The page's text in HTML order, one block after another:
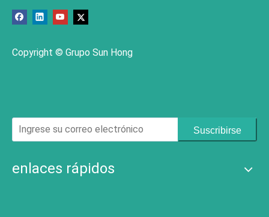
Copyright © Grupo Sun Hong
Suscribirse
enlaces rápidos